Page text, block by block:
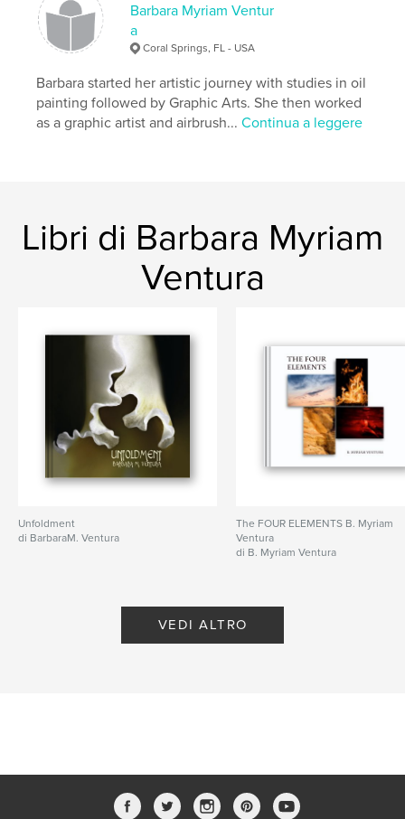
Barbara Myriam Ventur
a
Coral Springs, FL - USA
Barbara started her artistic journey with studies in oil
painting followed by Graphic Arts. She then worked
as a graphic artist and airbrush...Continua a leggere
Libri di Barbara Myriam
Ventura
Unfoldment
di BarbaraM. Ventura
The FOUR ELEMENTS B. Myriam
Ventura
di B. Myriam Ventura
VEDI ALTRO